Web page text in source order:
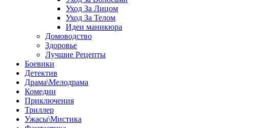
Уход За Лицом
Уход За Телом
Идеи маникюра
Домоводство
Здоровье
Лучшие Рецепты
Боевики
Детектив
Драма\Мелодрама
Комедии
Приключения
Триллер
Ужасы\Мистика